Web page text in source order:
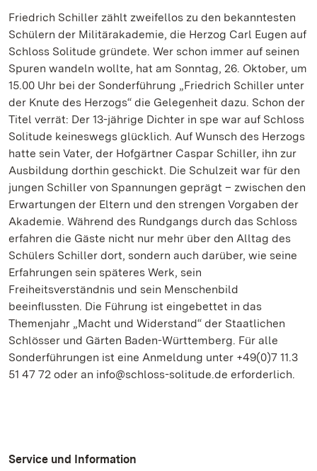
Friedrich Schiller zählt zweifellos zu den bekanntesten
Schülern der Militärakademie, die Herzog Carl Eugen auf
Schloss Solitude gründete. Wer schon immer auf seinen
Spuren wandeln wollte, hat am Sonntag, 26. Oktober, um
15.00 Uhr bei der Sonderführung „Friedrich Schiller unter
der Knute des Herzogs“ die Gelegenheit dazu. Schon der
Titel verrät: Der 13-jährige Dichter in spe war auf Schloss
Solitude keineswegs glücklich. Auf Wunsch des Herzogs
hatte sein Vater, der Hofgärtner Caspar Schiller, ihn zur
Ausbildung dorthin geschickt. Die Schulzeit war für den
jungen Schiller von Spannungen geprägt – zwischen den
Erwartungen der Eltern und den strengen Vorgaben der
Akademie. Während des Rundgangs durch das Schloss
erfahren die Gäste nicht nur mehr über den Alltag des
Schülers Schiller dort, sondern auch darüber, wie seine
Erfahrungen sein späteres Werk, sein
Freiheitsverständnis und sein Menschenbild
beeinflussten. Die Führung ist eingebettet in das
Themenjahr „Macht und Widerstand“ der Staatlichen
Schlösser und Gärten Baden-Württemberg. Für alle
Sonderführungen ist eine Anmeldung unter +49(0)7 11.3
51 47 72 oder an info@schloss-solitude.de erforderlich.
Service und Information